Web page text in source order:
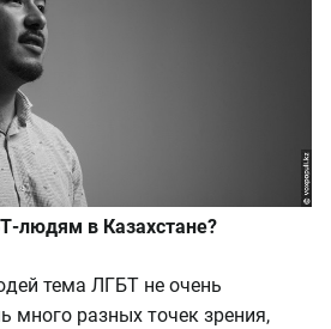
людям в Казахстане?
тема ЛГБТ не очень
много разных точек зрения,